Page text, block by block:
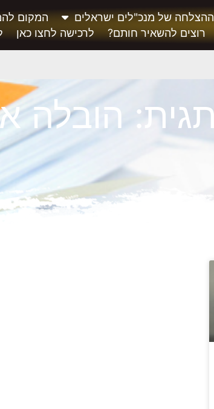
ההצלחה של מנכ"לים ישראלים המקום
רוצים להשאיר חותם?
לרכישה לחצו כאן
תגית: הובלה